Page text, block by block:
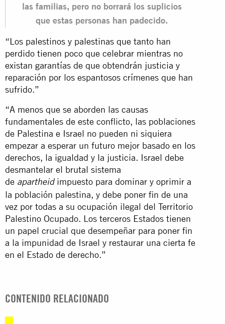
las familias, pero no borrará los suplicios
que estas personas han padecido.
“Los palestinos y palestinas que tanto han
perdido tienen poco que celebrar mientras no
existan garantías de que obtendrán justicia y
reparación por los espantosos crímenes que han
sufrido.”
“A menos que se aborden las causas
fundamentales de este conflicto, las poblaciones
de Palestina e Israel no pueden ni siquiera
empezar a esperar un futuro mejor basado en los
derechos, la igualdad y la justicia. Israel debe
desmantelar el brutal sistema
de apartheidimpuesto para dominar y oprimir a
la población palestina, y debe poner fin de una
vez por todas a su ocupación ilegal del Territorio
Palestino Ocupado. Los terceros Estados tienen
un papel crucial que desempeñar para poner fin
a la impunidad de Israel y restaurar una cierta fe
en el Estado de derecho.”
CONTENIDO RELACIONADO